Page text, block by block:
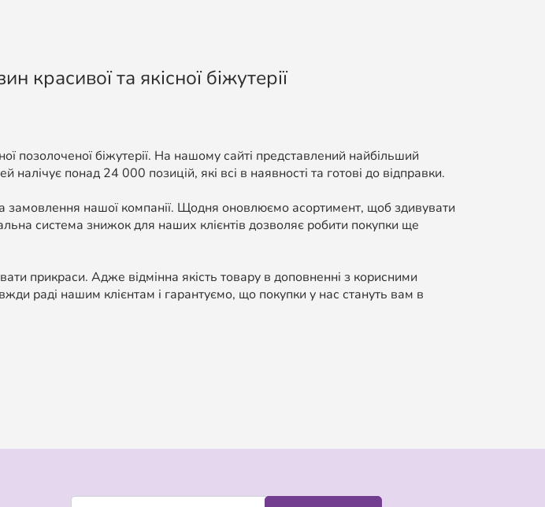
та якісної біжутерії
позолоченої біжутерії. На нашому сайті представлений найбільший
налічує понад 24 000 позицій, які всі в наявності та готові до відправки.
нашої компанії. Щодня оновлюємо асортимент, щоб здивувати
система знижок для наших клієнтів дозволяє робити покупки ще
прикраси. Адже відмінна якість товару в доповненні з корисними
раді нашим клієнтам і гарантуємо, що покупки у нас стануть вам в